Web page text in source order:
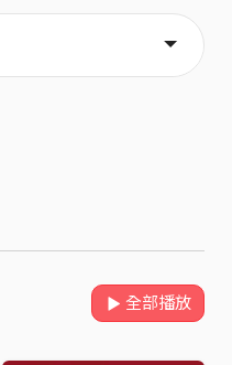
全部播放